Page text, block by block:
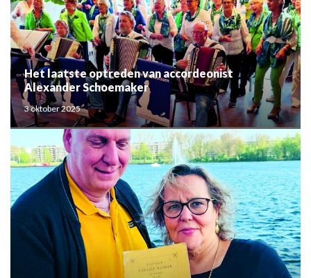
Het laatste optreden van accordeonist
Alexander Schoemaker
3 oktober 2025